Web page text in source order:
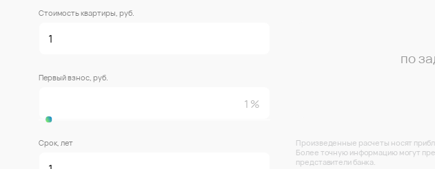
Стоимость квартиры, руб.
Первый взнос, руб.
Срок, лет
по
Произведенные расчеты носят
Более точную информацию могут
представители банка.